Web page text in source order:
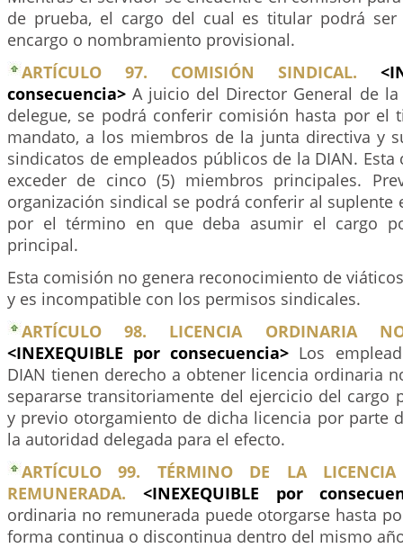
de prueba, el cargo del cual es titular podrá ser
encargo o nombramiento provisional.
ARTÍCULO 97. COMISIÓN SINDICAL.
consecuencia>A juicio del Director General de
delegue, se podrá conferir comisión hasta por el
mandato, a los miembros de la junta directiva y
sindicatos de empleados públicos de la DIAN.
exceder de cinco (5) miembros principales.
organización sindical se podrá conferir al suplente
por el término en que deba asumir el cargo
principal.
Esta comisión no genera reconocimiento de
y es incompatible con los permisos sindicales.
ARTÍCULO 98. LICENCIA ORDINARIA
<INEXEQUIBLE por consecuencia> Los
DIAN tienen derecho a obtener licencia ordinaria
separarse transitoriamente del ejercicio del cargo
y previo otorgamiento de dicha licencia por parte
la autoridad delegada para el efecto.
ARTÍCULO 99. TÉRMINO DE LA
REMUNERADA.
<INEXEQUIBLE por
ordinaria no remunerada puede otorgarse hasta
forma continua o discontinua dentro del mismo